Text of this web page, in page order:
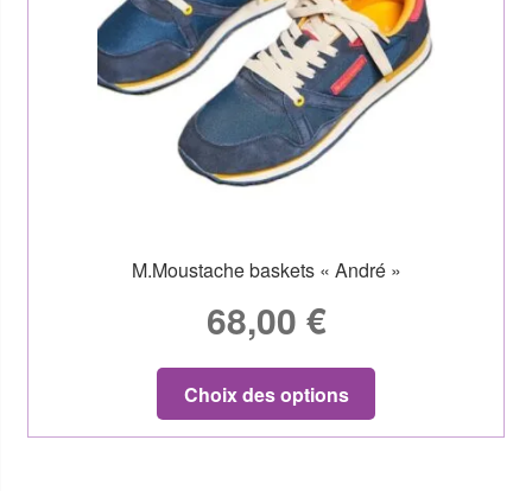
M.Moustache baskets « André »
68,00 €
Choix des options